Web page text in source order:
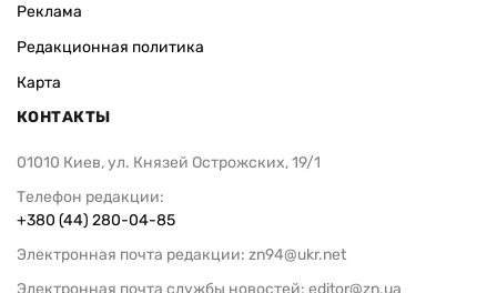
Реклама
Редакционная политика
Карта
КОНТАКТЫ
01010 Киев, ул. Князей Острожских, 19/1
Телефон редакции:
+380 (44) 280-04-85
Электронная почта редакции: zn94@ukr.net
Электронная почта службы новостей: editor@zn.ua